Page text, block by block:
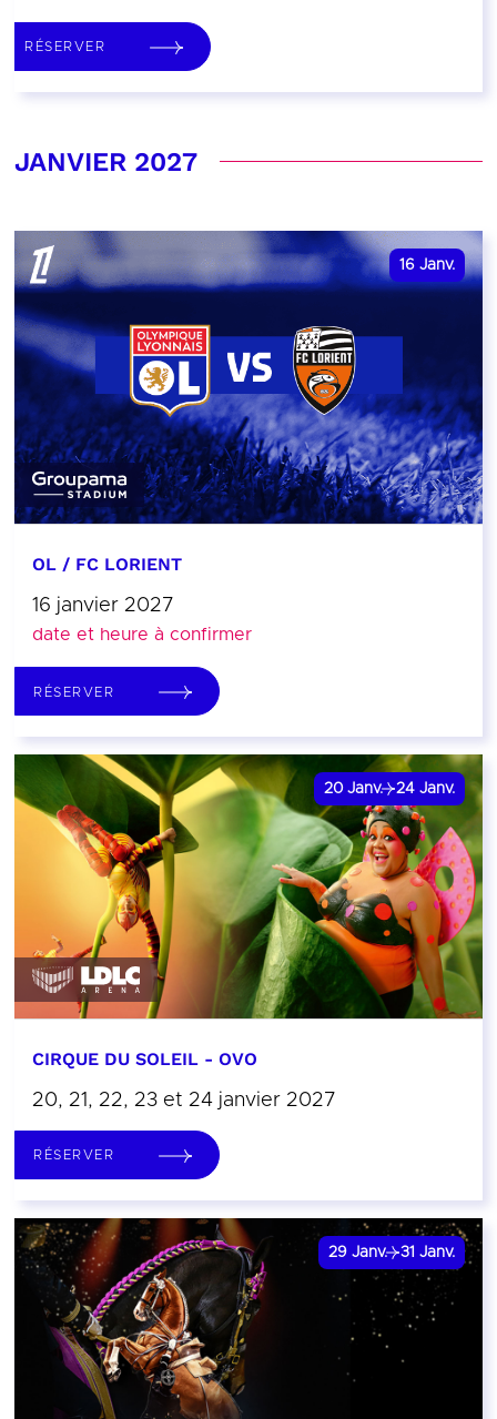
RÉSERVER
JANVIER 2027
16 Janv.
OL / FC LORIENT
16 janvier 2027
date et heure à confirmer
RÉSERVER
20 Janv. 24 Janv.
CIRQUE DU SOLEIL - OVO
20, 21, 22, 23 et 24 janvier 2027
RÉSERVER
29 Janv. 31 Janv.